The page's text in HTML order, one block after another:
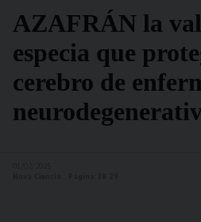
AZAFRÁN la
especia que
cerebro de